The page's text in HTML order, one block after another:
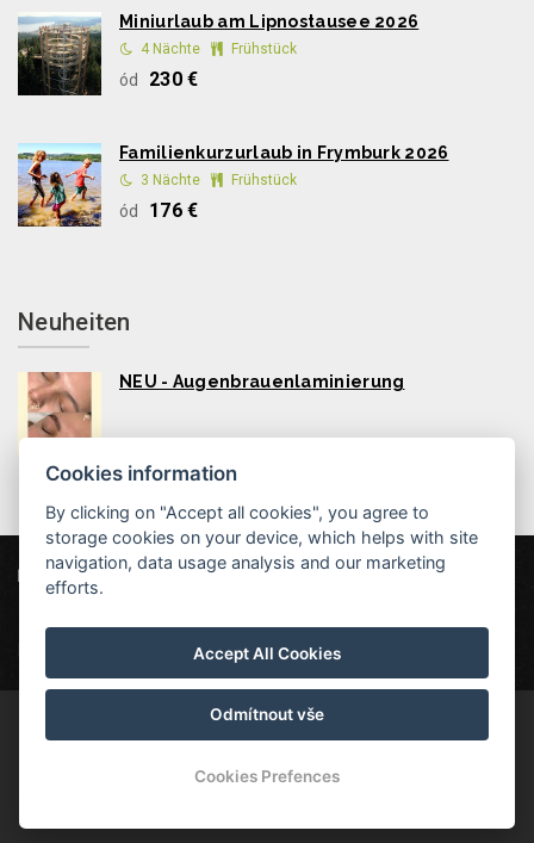
Miniurlaub am Lipnostausee 2026
4 Nächte Frühstück
ód 230 €
Familienkurzurlaub in Frymburk 2026
3 Nächte Frühstück
ód 176 €
Neuheiten
NEU - Augenbrauenlaminierung
Hotel MAXANT Frymburk 80, 382 79 Frymburk
Cookies information
By clicking on "Accept all cookies", you agree to
storage cookies on your device, which helps with site
navigation, data usage analysis and our marketing
efforts.
Accept All Cookies
Odmítnout vše
Cookies Prefences